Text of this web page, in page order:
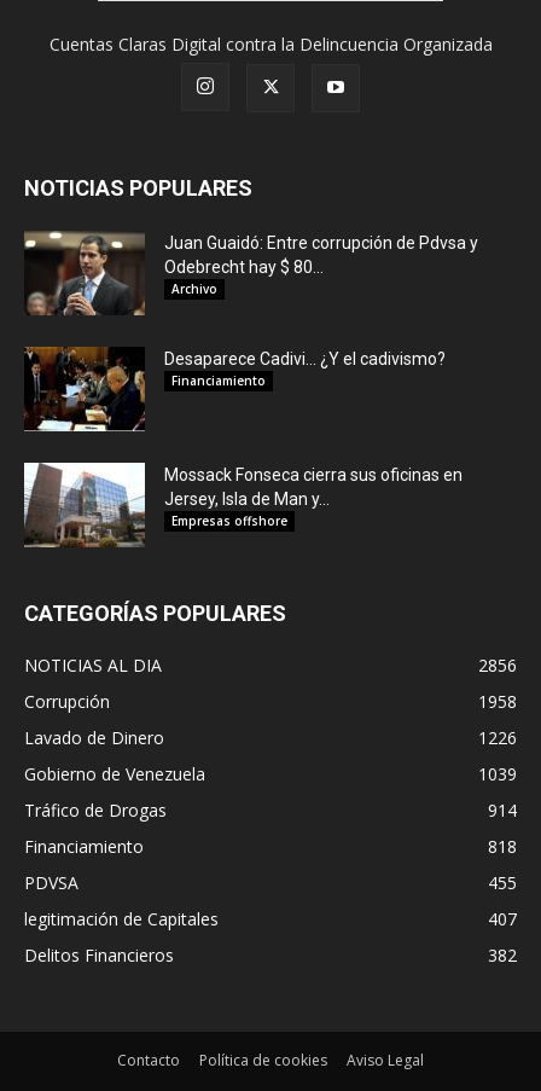
Cuentas Claras Digital contra la Delincuencia Organizada
NOTICIAS POPULARES
Juan Guaidó: Entre corrupción de Pdvsa y
Odebrecht hay $ 80...
Archivo
Desaparece Cadivi… ¿Y el cadivismo?
Financiamiento
Mossack Fonseca cierra sus oficinas en
Jersey, Isla de Man y...
Empresas offshore
CATEGORÍAS POPULARES
NOTICIAS AL DIA
2856
Corrupción
1958
Lavado de Dinero
1226
Gobierno de Venezuela
1039
Tráfico de Drogas
914
Financiamiento
818
PDVSA
455
legitimación de Capitales
407
Delitos Financieros
382
Contacto Política de cookies Aviso Legal